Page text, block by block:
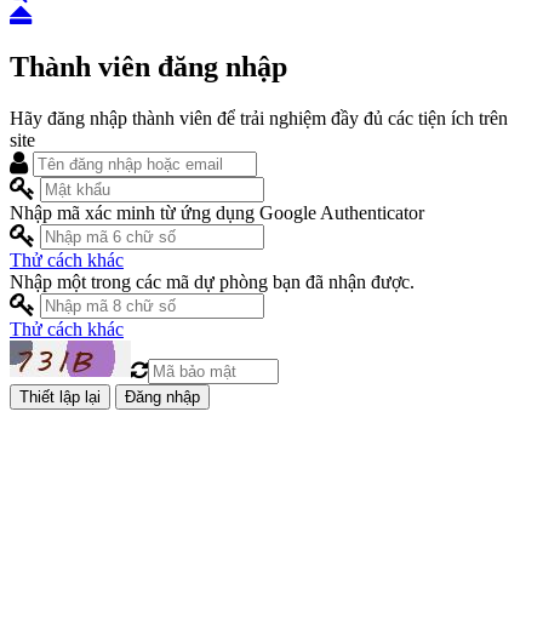
Thành viên đăng nhập
Hãy đăng nhập thành viên để trải nghiệm đầy đủ các tiện ích trên
site
Nhập mã xác minh từ ứng dụng Google Authenticator
Thử cách khác
Nhập một trong các mã dự phòng bạn đã nhận được.
Thử cách khác
Đăng nhập